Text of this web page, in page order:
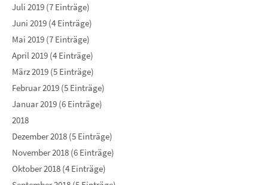
Juli 2019 (7 Einträge)
Juni 2019 (4 Einträge)
Mai 2019 (7 Einträge)
April 2019 (4 Einträge)
März 2019 (5 Einträge)
Februar 2019 (5 Einträge)
Januar 2019 (6 Einträge)
2018
Dezember 2018 (5 Einträge)
November 2018 (6 Einträge)
Oktober 2018 (4 Einträge)